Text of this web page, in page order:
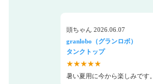
頭ちゃん 2026.06.07
granlobo（グランロボ）
タンクトップ
★★★★★
暑い夏用に今から楽しみです。